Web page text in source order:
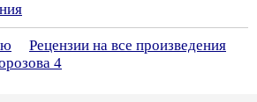
Рецензии на все произведения
4